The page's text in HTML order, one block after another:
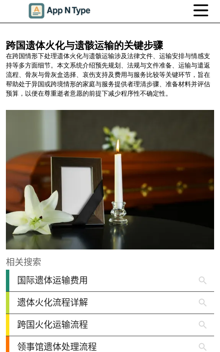
跨国遗体火化与遗骸运输的关键步骤
在跨国情形下处理遗体火化与遗骸运输涉及法律文件、运输安排与情感支
持等多方面细节。本文系统介绍预先规划、法规与文件准备、运输与遣返
流程、骨灰与骨灰盒选择、哀伤支持及费用与服务比较等关键环节，旨在
帮助处于异国或跨境情形的家庭与服务提供者理清步骤、准备材料并评估
预算，以便在尊重逝者意愿的前提下减少程序性不确定性。